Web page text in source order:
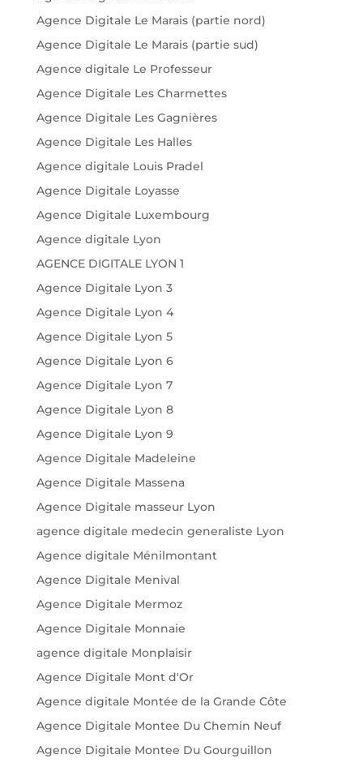
Agence Digitale Le Marais (partie nord)
Agence Digitale Le Marais (partie sud)
Agence digitale Le Professeur
Agence Digitale Les Charmettes
Agence Digitale Les Gagnières
Agence Digitale Les Halles
Agence digitale Louis Pradel
Agence Digitale Loyasse
Agence Digitale Luxembourg
Agence digitale Lyon
AGENCE DIGITALE LYON 1
Agence Digitale Lyon 3
Agence Digitale Lyon 4
Agence Digitale Lyon 5
Agence Digitale Lyon 6
Agence Digitale Lyon 7
Agence Digitale Lyon 8
Agence Digitale Lyon 9
Agence Digitale Madeleine
Agence Digitale Massena
Agence Digitale masseur Lyon
agence digitale medecin generaliste Lyon
Agence digitale Ménilmontant
Agence Digitale Menival
Agence Digitale Mermoz
Agence Digitale Monnaie
agence digitale Monplaisir
Agence Digitale Mont d'Or
Agence digitale Montée de la Grande Côte
Agence Digitale Montee Du Chemin Neuf
Agence Digitale Montee Du Gourguillon